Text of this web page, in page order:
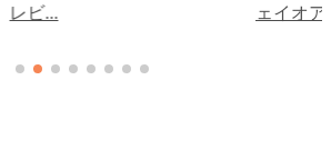
レビ...
ェイオ